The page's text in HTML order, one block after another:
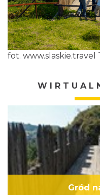
fot. www.slaskie.travel
Gród